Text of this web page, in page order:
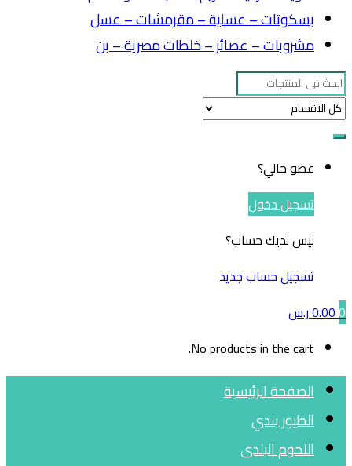
بسكوتات – عسلية – مقرمشات – عسل
مشروبات – عصائر – خلطات مصرية – بن
Search
for:
عضو حالي؟
تسجيل دخول
ليس لديك حساب؟
تسجيل حساب جديد
0
0.00ر.س
No products in the cart.
الصفحة الرئيسية
الطيور بلدي
اللحوم البلدى